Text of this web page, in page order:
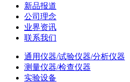
新品报道
公司理念
业界资讯
联系我们
通用仪器/试验仪器/分析仪器
测量仪器/检查仪器
实验设备